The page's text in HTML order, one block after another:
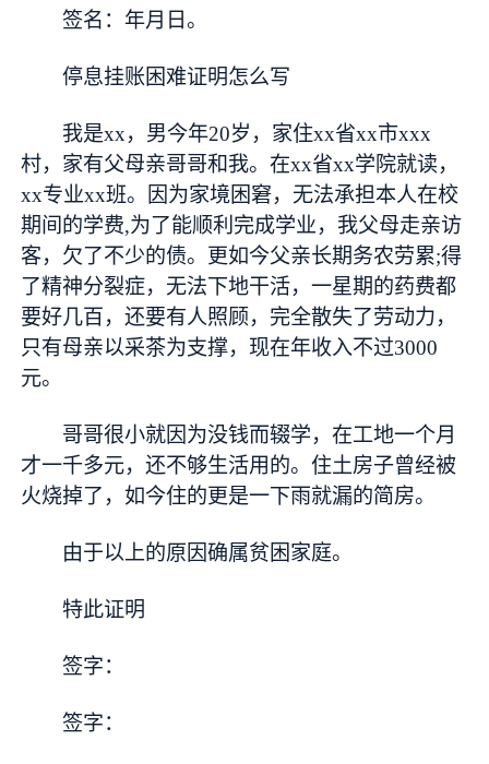
签名：年月日。
停息挂账困难证明怎么写
我是xx，男今年20岁，家住xx省xx市xxx
村，家有父母亲哥哥和我。在xx省xx学院就读，
xx专业xx班。因为家境困窘，无法承担本人在校
期间的学费,为了能顺利完成学业，我父母走亲访
客，欠了不少的债。更如今父亲长期务农劳累;得
了精神分裂症，无法下地干活，一星期的药费都
要好几百，还要有人照顾，完全散失了劳动力，
只有母亲以采茶为支撑，现在年收入不过3000
元。
哥哥很小就因为没钱而辍学，在工地一个月
才一千多元，还不够生活用的。住土房子曾经被
火烧掉了，如今住的更是一下雨就漏的简房。
由于以上的原因确属贫困家庭。
特此证明
签字：
签字：